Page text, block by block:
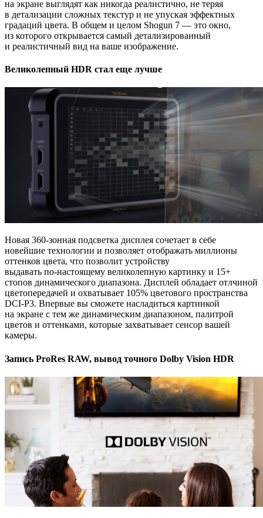
на экране выглядят как никогда реалистично, не теряя
в детализации сложных текстур и не упуская эффектных
градаций цвета. В общем и целом Shogun 7 — это окно,
из которого открывается самый детализированный
и реалистичный вид на ваше изображение.
Великолепный HDR стал еще лучше
Новая 360-зонная подсветка дисплея сочетает в себе
новейшие технологии и позволяет отображать миллионы
оттенков цвета, что позволит устройству
выдавать по-настоящему великолепную картинку и 15+
стопов динамического диапазона. Дисплей обладает отлчиной
цветопередачей и охватывает 105% цветового пространства
DCI-P3. Впервые вы сможете насладиться картинкой
на экране с тем же динамическим диапазоном, палитрой
цветов и оттенками, которые захватывает сенсор вашей
камеры.
Запись ProRes RAW, вывод точного Dolby Vision HDR